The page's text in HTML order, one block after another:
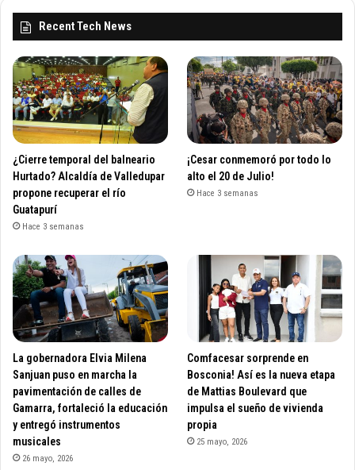
Recent Tech News
¿Cierre temporal del balneario
Hurtado? Alcaldía de Valledupar
propone recuperar el río
Guatapurí
Hace 3 semanas
¡Cesar conmemoró por todo lo
alto el 20 de Julio!
Hace 3 semanas
La gobernadora Elvia Milena
Sanjuan puso en marcha la
pavimentación de calles de
Gamarra, fortaleció la educación
y entregó instrumentos
musicales
26 mayo, 2026
Comfacesar sorprende en
Bosconia! Así es la nueva etapa
de Mattias Boulevard que
impulsa el sueño de vivienda
propia
25 mayo, 2026